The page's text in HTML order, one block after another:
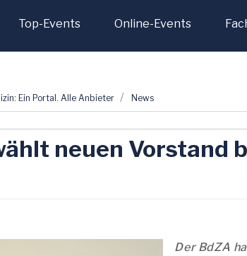
Top-Events Online-Events
Ein Portal. Alle Anbieter News
neuen Vorstand
Der BdZA